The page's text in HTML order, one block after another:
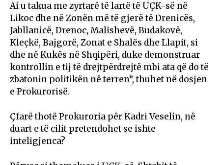
Ai u takua me zyrtarë të lartë të UÇK-së në
Likoc dhe në Zonën më të gjerë të Drenicës,
Jabllanicë, Drenoc, Malishevë, Budakovë,
Kleçkë, Bajgorë, Zonat e Shalës dhe Llapit, si
dhe në Kukës në Shqipëri, duke demonstruar
kontrollin e tij të drejtpërdrejtë mbi ata që do të
zbatonin politikën në terren”, thuhet në dosjen
e Prokurorisë.
Çfarë thotë Prokuroria për Kadri Veselin, në
duart e të cilit pretendohet se ishte
inteligjenca?